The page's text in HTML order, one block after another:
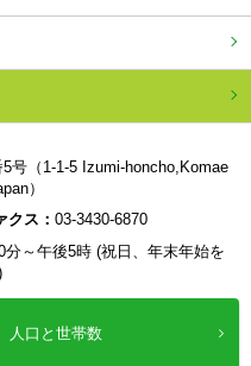
号（1-1-5 Izumi-honcho,Komae
）
クス： 03-3430-6870
分～午後5時 (祝日、年末年始を
人口と世帯数